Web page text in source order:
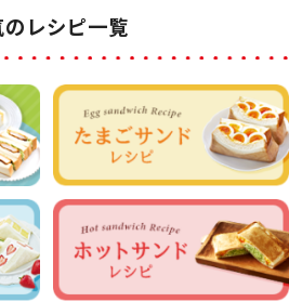
のレシピ一覧